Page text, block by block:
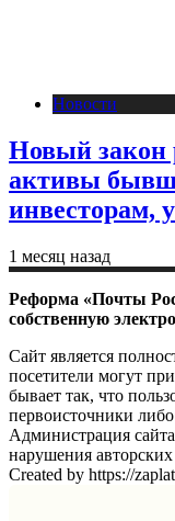
Новости
Новый закон
активы
инвесторам,
1 месяц назад
Реформа «Почты
собственную
Сайт является
посетители могут
бывает так, что
первоисточники
Администрация сайта
нарушения
Created by https://